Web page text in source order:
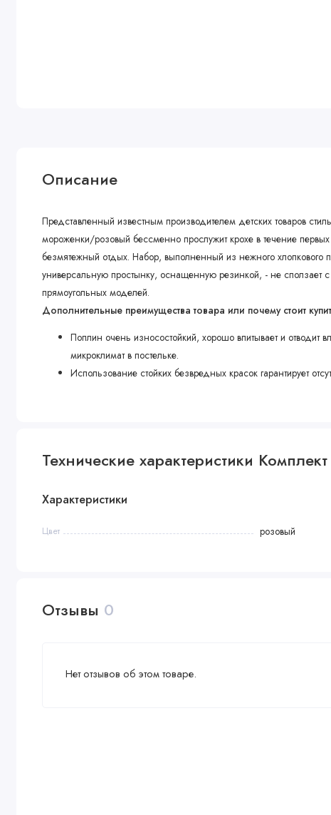
Описание
Представленный известным производителем детских товаров
мороженки/розовый бессменно прослужит крохе в течение
безмятежный отдых. Набор, выполненный из нежного хлопкового
универсальную простынку, оснащенную резинкой, - не сползает
прямоугольных моделей.
Дополнительные преимущества товара или почему стоит
Поплин очень износостойкий, хорошо впитывает и
микроклимат в постельке.
Использование стойких безвредных красок гарантирует
Технические характеристики
Характеристики
Цвет розовый
Отзывы 0
Нет отзывов об этом товаре.